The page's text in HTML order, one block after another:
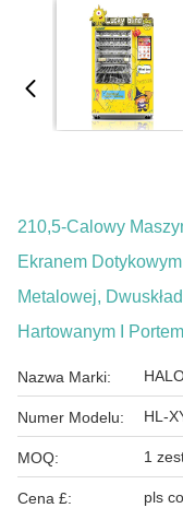
210,5-Calowy
Ekranem
Metalowej,
Hartowanym I
Nazwa Marki:
Numer Modelu: HL-
MOQ: 1
Cena £: pls